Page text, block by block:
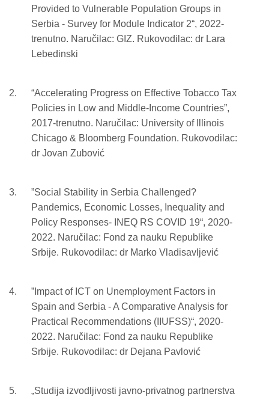
Provided to Vulnerable Population Groups in
Serbia - Survey for Module Indicator 2“, 2022-
trenutno. Naručilac: GIZ. Rukovodilac: dr Lara
Lebedinski
“Accelerating Progress on Effective Tobacco Tax
Policies in Low and Middle-Income Countries”,
2017-trenutno. Naručilac: University of Illinois
Chicago & Bloomberg Foundation. Rukovodilac:
dr Jovan Zubović
”Social Stability in Serbia Challenged?
Pandemics, Economic Losses, Inequality and
Policy Responses- INEQ RS COVID 19“, 2020-
2022. Naručilac: Fond za nauku Republike
Srbije. Rukovodilac: dr Marko Vladisavljević
”Impact of ICT on Unemployment Factors in
Spain and Serbia - A Comparative Analysis for
Practical Recommendations (IIUFSS)“, 2020-
2022. Naručilac: Fond za nauku Republike
Srbije. Rukovodilac: dr Dejana Pavlović
„Studija izvodljivosti javno-privatnog partnerstva